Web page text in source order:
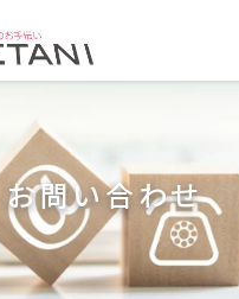
お問い合わせ